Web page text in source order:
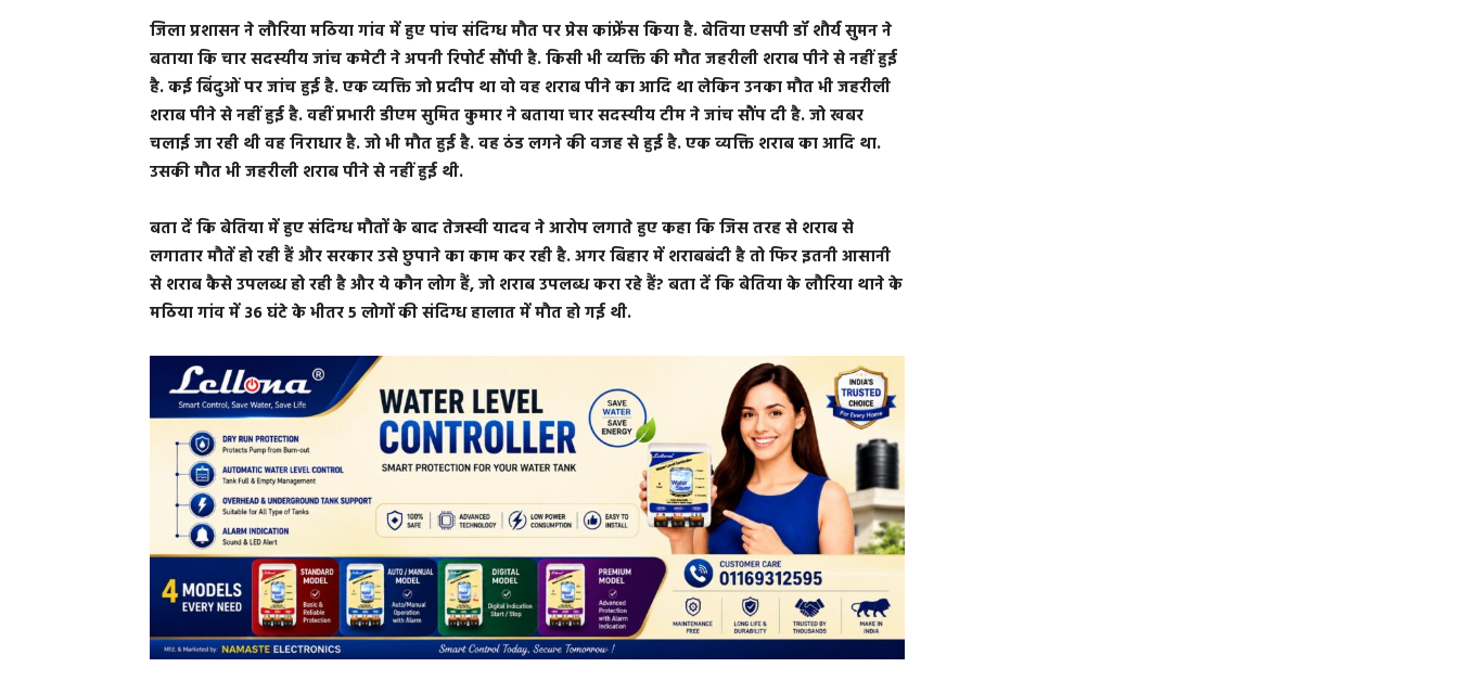
जिला प्रशासन ने लौरिया मठिया गांव में हुए पांच संदिग्ध मौत पर प्रेस कांफ्रेंस किया है. बेतिया एसपी डॉ शौर्य सुमन ने
बताया कि चार सदस्यीय जांच कमेटी ने अपनी रिपोर्ट सौंपी है. किसी भी व्यक्ति की मौत जहरीली शराब पीने से नहीं हुई
है. कई बिंदुओं पर जांच हुई है. एक व्यक्ति जो प्रदीप था वो वह शराब पीने का आदि था लेकिन उनका मौत भी जहरीली
शराब पीने से नहीं हुई है. वहीं प्रभारी डीएम सुमित कुमार ने बताया चार सदस्यीय टीम ने जांच सौंप दी है. जो खबर
चलाई जा रही थी वह निराधार है. जो भी मौत हुई है. वह ठंड लगने की वजह से हुई है. एक व्यक्ति शराब का आदि था.
उसकी मौत भी जहरीली शराब पीने से नहीं हुई थी.
बता दें कि बेतिया में हुए संदिग्ध मौतों के बाद तेजस्वी यादव ने आरोप लगाते हुए कहा कि जिस तरह से शराब से
लगातार मौतें हो रही हैं और सरकार उसे छुपाने का काम कर रही है. अगर बिहार में शराबबंदी है तो फिर इतनी आसानी
से शराब कैसे उपलब्ध हो रही है और ये कौन लोग हैं, जो शराब उपलब्ध करा रहे हैं? बता दें कि बेतिया के लौरिया थाने के
मठिया गांव में 36 घंटे के भीतर 5 लोगों की संदिग्ध हालात में मौत हो गई थी.